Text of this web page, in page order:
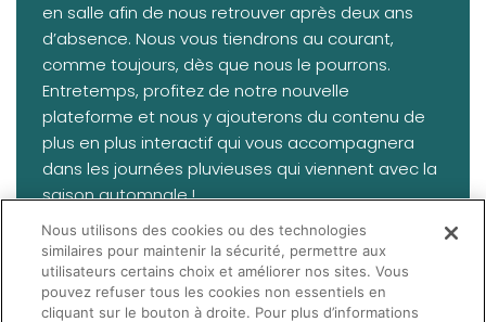
en salle afin de nous retrouver après deux ans
d’absence. Nous vous tiendrons au courant,
comme toujours, dès que nous le pourrons.
Entretemps, profitez de notre nouvelle
plateforme et nous y ajouterons du contenu de
plus en plus interactif qui vous accompagnera
dans les journées pluvieuses qui viennent avec la
saison automnale !
Au plaisir de vous revoir bientôt,
Nous utilisons des cookies ou des technologies
similaires pour maintenir la sécurité, permettre aux
utilisateurs certains choix et améliorer nos sites. Vous
pouvez refuser tous les cookies non essentiels en
cliquant sur le bouton à droite. Pour plus d’informations